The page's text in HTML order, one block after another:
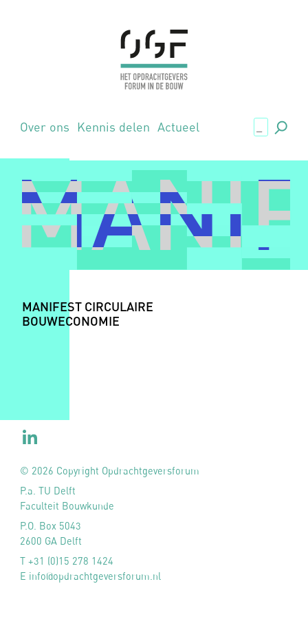
Over ons Kennis delen Actueel .,
MANIFEST CIRCULAIRE
BOUWECONOMIE
© 2026 Copyright Opdrachtgeversforum
P.a. TU Delft
Faculteit Bouwkunde
P.O. Box 5043
2600 GA Delft
T +31 (0)15 278 1424
E info@opdrachtgeversforum.nl